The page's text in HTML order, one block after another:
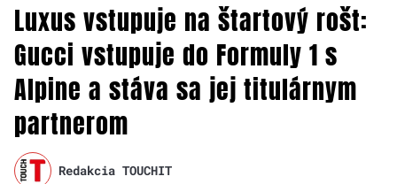
Luxus vstupuje na štartový rošt:
Gucci vstupuje do Formuly 1 s
Alpine a stáva sa jej titulárnym
partnerom
Redakcia TOUCHIT